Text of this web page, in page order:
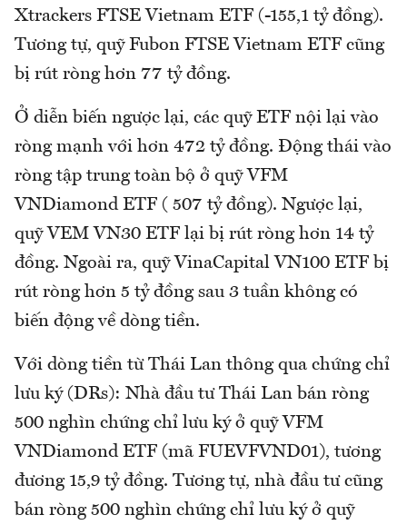
Xtrackers FTSE Vietnam ETF (-155,1 tỷ đồng).
Tương tự, quỹ Fubon FTSE Vietnam ETF cũng
bị rút ròng hơn 77 tỷ đồng.
Ở diễn biến ngược lại, các quỹ ETF nội lại vào
ròng mạnh với hơn 472 tỷ đồng. Động thái vào
ròng tập trung toàn bộ ở quỹ VFM
VNDiamond ETF ( 507 tỷ đồng). Ngược lại,
quỹ VEM VN30 ETF lại bị rút ròng hơn 14 tỷ
đồng. Ngoài ra, quỹ VinaCapital VN100 ETF bị
rút ròng hơn 5 tỷ đồng sau 3 tuần không có
biến động về dòng tiền.
Với dòng tiền từ Thái Lan thông qua chứng chỉ
lưu ký (DRs): Nhà đầu tư Thái Lan bán ròng
500 nghìn chứng chỉ lưu ký ở quỹ VFM
VNDiamond ETF (mã FUEVFVND01), tương
đương 15,9 tỷ đồng. Tương tự, nhà đầu tư cũng
bán ròng 500 nghìn chứng chỉ lưu ký ở quỹ